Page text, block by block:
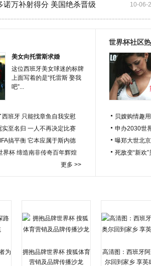
10-06-
诺万补射得分 美国绝杀晋级
美女向托雷斯求婚
这位西班牙美女球迷的标牌
上面写着的是“托雷斯 娶我
吧”...
班牙 只能找章鱼自我安慰
至名归 一人不再决定比赛
搞平衡 它本应属于斯内德
界杯 缔造南非传奇百年辉煌
更多 >>
世界杯社区
贝嫂购情趣
申办2030世
曝郑大世北
死敌变“新欢
为
拥抱品牌世界杯 搜狐体育
营销及品牌传播沙龙
高清图：西班牙
尔回到家乡 享英